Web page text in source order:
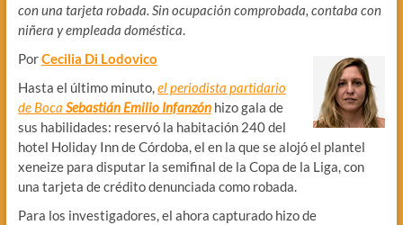
con una tarjeta robada. Sin ocupación comprobada, contaba con
niñera y empleada doméstica.
PorCecilia Di Lodovico
Hasta el último minuto,el periodista partidario
de Boca Sebastián Emilio Infanzónhizo gala de
sus habilidades: reservó la habitación 240 del
hotel Holiday Inn de Córdoba, el en la que se alojó el plantel
xeneize para disputar la semifinal de la Copa de la Liga, con
una tarjeta de crédito denunciada como robada.
Para los investigadores, el ahora capturado hizo de